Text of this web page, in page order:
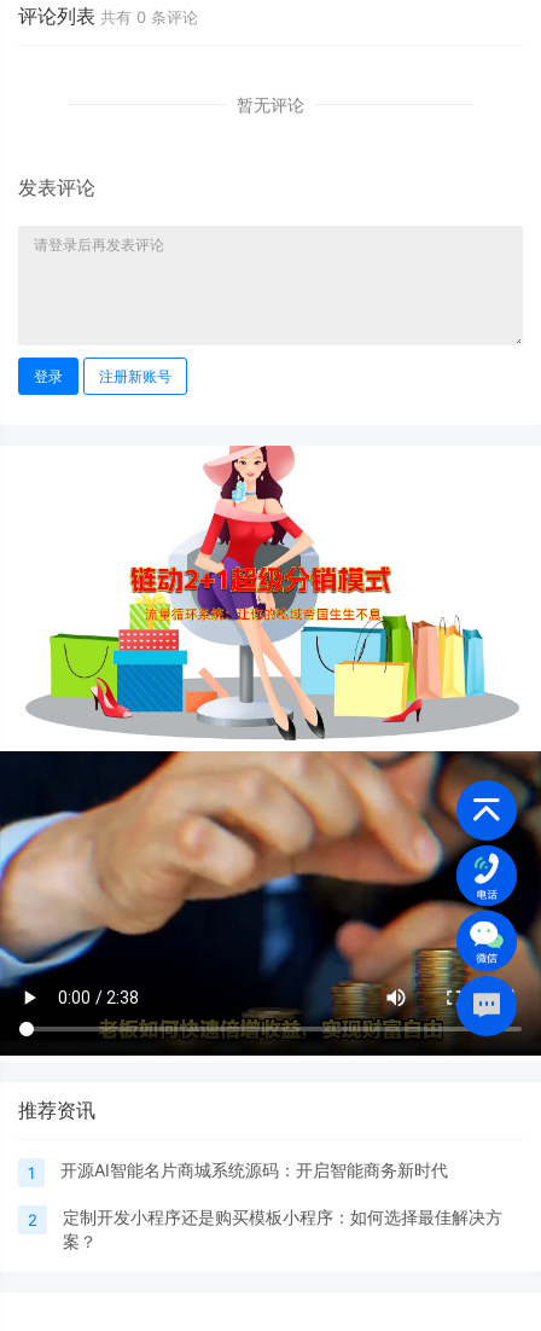
评论列表 共有 0 条评论
暂无评论
发表评论
登录 注册新账号
推荐资讯
1 开源AI智能名片商城系统源码：开启智能商务新时代
2
定制开发小程序还是购买模板小程序：如何选择最佳解决方
案？